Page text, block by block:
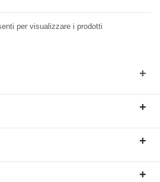
per visualizzare i prodotti
+
+
+
+